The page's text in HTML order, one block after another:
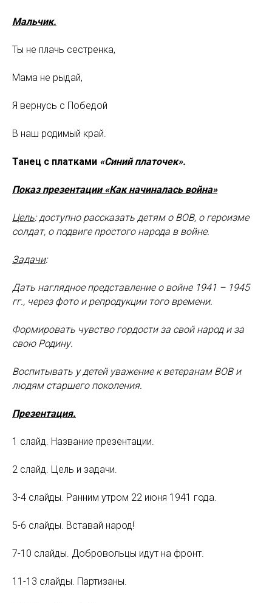
Мальчик.
Ты не плачь сестренка,
Мама не рыдай,
Я вернусь с Победой
В наш родимый край.
Танец с платками «Синий платочек».
Показ презентации «Как начиналась война»
Цель: доступно рассказать детям о ВОВ, о героизме
солдат, о подвиге простого народа в войне.
Задачи:
Дать наглядное представление о войне 1941 – 1945
гг., через фото и репродукции того времени.
Формировать чувство гордости за свой народ и за
свою Родину.
Воспитывать у детей уважение к ветеранам ВОВ и
людям старшего поколения.
Презентация.
1 слайд. Название презентации.
2 слайд. Цель и задачи.
3-4 слайды. Ранним утром 22 июня 1941 года.
5-6 слайды. Вставай народ!
7-10 слайды. Добровольцы идут на фронт.
11-13 слайды. Партизаны.